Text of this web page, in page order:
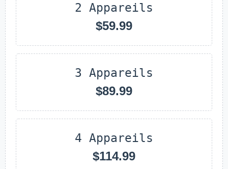
2 Appareils
$59.99
3 Appareils
$89.99
4 Appareils
$114.99